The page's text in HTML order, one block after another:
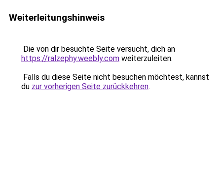
Weiterleitungshinweis
Die von dir besuchte Seite versucht, dich an
https://ralzephy.weebly.com weiterzuleiten.
Falls du diese Seite nicht besuchen möchtest, kannst
du zur vorherigen Seite zurückkehren.